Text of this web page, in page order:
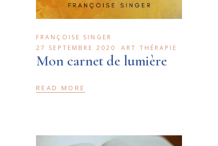
FRANÇOISE SINGER
27 SEPTEMBRE 2020
ART THÉRAPIE
Mon carnet de lumière
READ MORE